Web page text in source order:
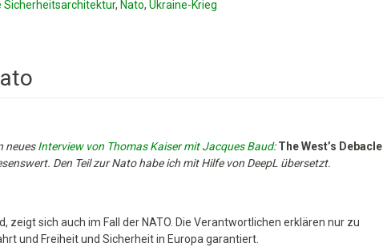
Sicherheitsarchitektur, Nato, Ukraine-Krieg
neuesInterview von Thomas Kaiser mit Jacques Baud:The West’s Debacle
Den Teil zur Nato habe ich mit Hilfe von DeepL übersetzt.
zeigt sich auch im Fall der NATO. Die Verantwortlichen erklären nur zu
und Freiheit und Sicherheit in Europa garantiert.